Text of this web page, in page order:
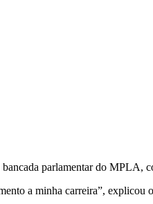
parlamentar do MPLA,
a minha carreira”, explicou